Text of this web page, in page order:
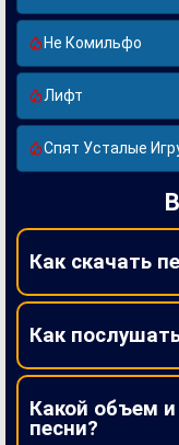
Не Комильфо
Лифт
Спят Усталые
Как скачать
Как
Какой объем
песни?